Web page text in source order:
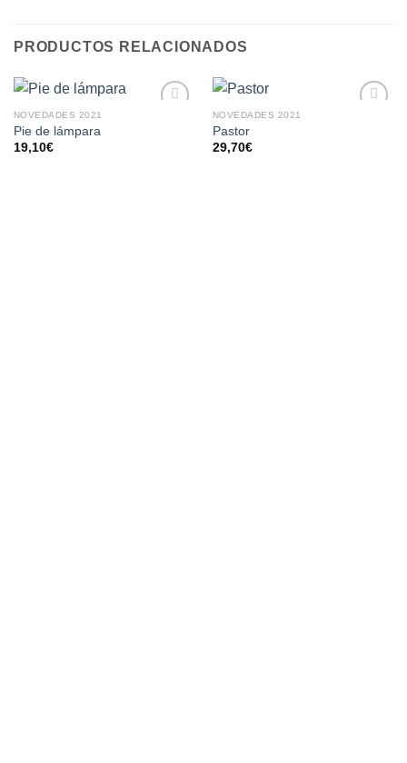
PRODUCTOS RELACIONADOS
NOVEDADES 2021
Pie de lámpara
19,10€
NOVEDADES 2021
Pastor
29,70€